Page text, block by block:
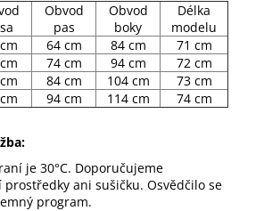
Obvod
pas
Obvod
boky
Délka
modelu
64 cm 84 cm
71 cm
74 cm 94 cm
72 cm
84 cm 104 cm
73 cm
94 cm 114 cm 74 cm
je 30°C. Doporučujeme
ani sušičku. Osvědčilo se
program.